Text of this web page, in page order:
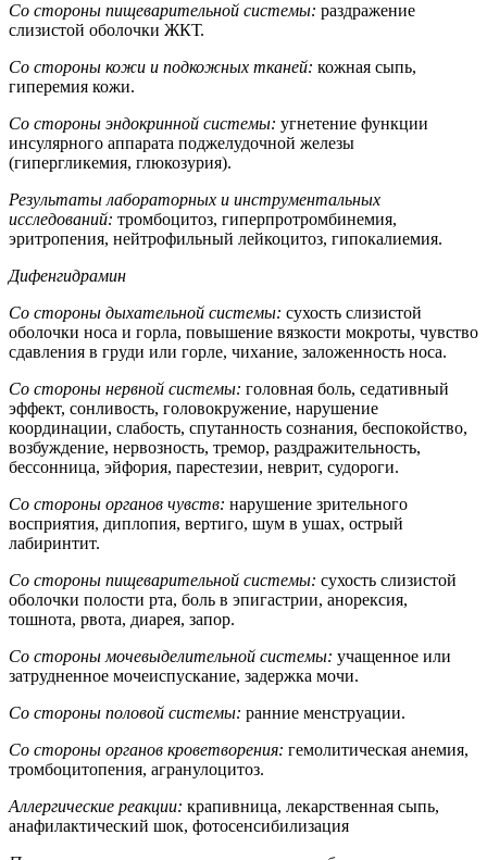
Со стороны пищеварительной системы: раздражение
слизистой оболочки ЖКТ.
Со стороны кожи и подкожных тканей: кожная сыпь,
гиперемия кожи.
Со стороны эндокринной системы: угнетение функции
инсулярного аппарата поджелудочной железы
(гипергликемия, глюкозурия).
Результаты лабораторных и инструментальных
исследований: тромбоцитоз, гиперпротромбинемия,
эритропения, нейтрофильный лейкоцитоз, гипокалиемия.
Дифенгидрамин
Со стороны дыхательной системы: сухость слизистой
оболочки носа и горла, повышение вязкости мокроты, чувство
сдавления в груди или горле, чихание, заложенность носа.
Со стороны нервной системы: головная боль, седативный
эффект, сонливость, головокружение, нарушение
координации, слабость, спутанность сознания, беспокойство,
возбуждение, нервозность, тремор, раздражительность,
бессонница, эйфория, парестезии, неврит, судороги.
Со стороны органов чувств: нарушение зрительного
восприятия, диплопия, вертиго, шум в ушах, острый
лабиринтит.
Со стороны пищеварительной системы: сухость слизистой
оболочки полости рта, боль в эпигастрии, анорексия,
тошнота, рвота, диарея, запор.
Со стороны мочевыделительной системы: учащенное или
затрудненное мочеиспускание, задержка мочи.
Со стороны половой системы: ранние менструации.
Со стороны органов кроветворения: гемолитическая анемия,
тромбоцитопения, агранулоцитоз.
Аллергические реакции: крапивница, лекарственная сыпь,
анафилактический шок, фотосенсибилизация